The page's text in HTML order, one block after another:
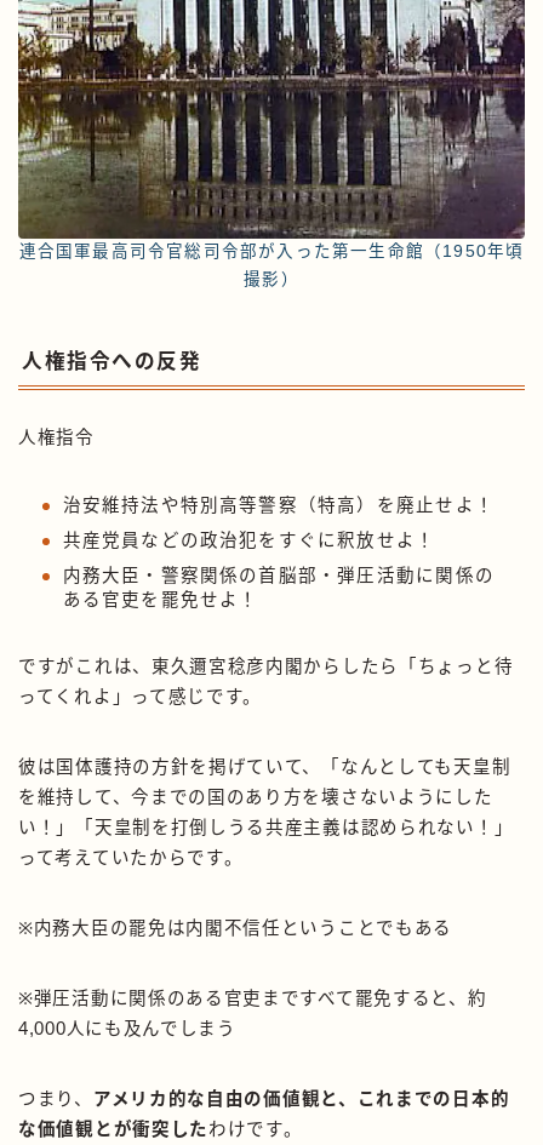
連合国軍最高司令官総司令部が入った第一生命館（1950年頃
撮影）
人権指令への反発
人権指令
治安維持法や特別高等警察（特高）を廃止せよ！
共産党員などの政治犯をすぐに釈放せよ！
内務大臣・警察関係の首脳部・弾圧活動に関係の
ある官吏を罷免せよ！
ですがこれは、東久邇宮稔彦内閣からしたら「ちょっと待
ってくれよ」って感じです。
彼は国体護持の方針を掲げていて、「なんとしても天皇制
を維持して、今までの国のあり方を壊さないようにした
い！」「天皇制を打倒しうる共産主義は認められない！」
って考えていたからです。
※内務大臣の罷免は内閣不信任ということでもある
※弾圧活動に関係のある官吏まですべて罷免すると、約
4,000人にも及んでしまう
つまり、 アメリカ的な自由の価値観と、これまでの日本的
な価値観とが衝突した わけです。